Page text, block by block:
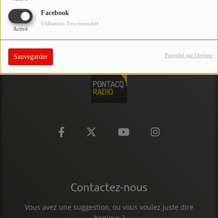
Facebook
Activé
Utilisation: Fonctionnalité
Sauvegarder Propulsé par Orejime
PARTICIPEZ
JEUX CONCOURS
RECRUTEMENT
VENEZ DANS LE PUBLIC !
Contactez-nous
Vous avez une suggestion, ou vous voulez juste dire